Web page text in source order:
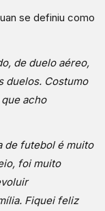
se definiu como
de duelo aéreo,
duelos. Costumo
acho
de futebol é muito
foi muito
Fiquei feliz